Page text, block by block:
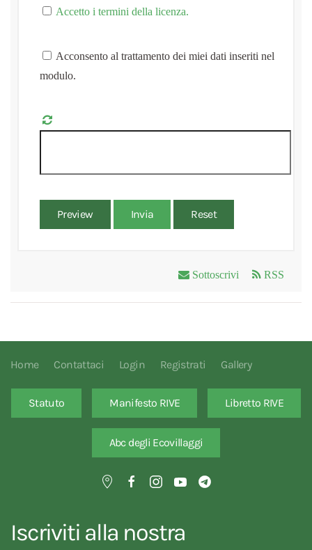
Accetto i termini della licenza.
Acconsento al trattamento dei miei dati inseriti nel
modulo.
Preview Invia Reset
Sottoscrivi RSS
Home Contattaci Login Registrati Gallery
Statuto Manifesto RIVE Libretto RIVE
Abc degli Ecovillaggi
Iscriviti alla nostra